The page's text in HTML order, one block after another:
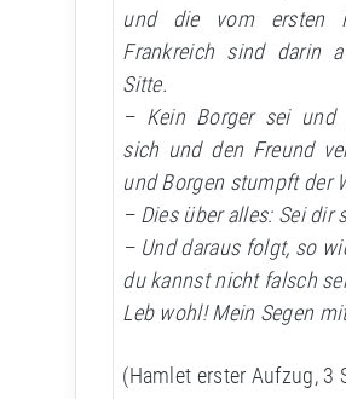
und die vom ersten
Frankreich sind darin
Sitte.
– Kein Borger sei und
sich und den Freund
und Borgen stumpft der
– Dies über alles: Sei dir
– Und daraus folgt, so
du kannst nicht falsch
Leb wohl! Mein Segen
(Hamlet erster Aufzug, 3